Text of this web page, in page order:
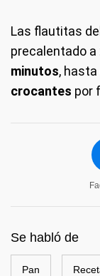
Las flautitas
precalentado a
minutos,
crocantes por
Se habló de
Pan